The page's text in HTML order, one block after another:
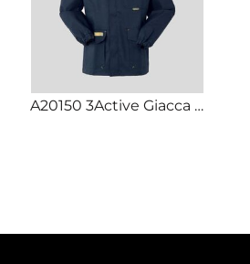
A20150 3Active Giacca da lavoro certificata antistatica antifiamma arco elettrico antiacido 75% cotone 24% poliestere 1% fibra conduttiva 260g